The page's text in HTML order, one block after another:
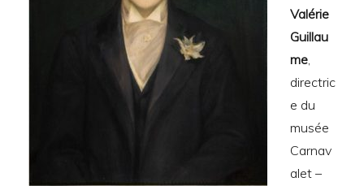
Valérie
Guillau
me,
directric
e du
musée
Carnav
alet –